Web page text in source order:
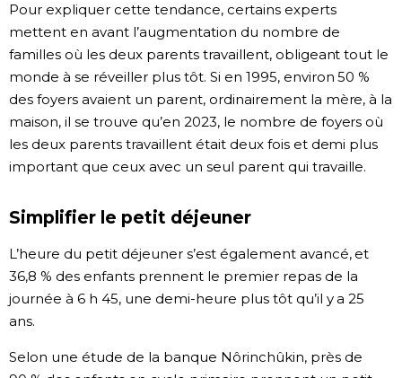
Pour expliquer cette tendance, certains experts
mettent en avant l’augmentation du nombre de
familles où les deux parents travaillent, obligeant tout le
monde à se réveiller plus tôt. Si en 1995, environ 50 %
des foyers avaient un parent, ordinairement la mère, à la
maison, il se trouve qu’en 2023, le nombre de foyers où
les deux parents travaillent était deux fois et demi plus
important que ceux avec un seul parent qui travaille.
Simplifier le petit déjeuner
L’heure du petit déjeuner s’est également avancé, et
36,8 % des enfants prennent le premier repas de la
journée à 6 h 45, une demi-heure plus tôt qu’il y a 25
ans.
Selon une étude de la banque Nôrinchûkin, près de